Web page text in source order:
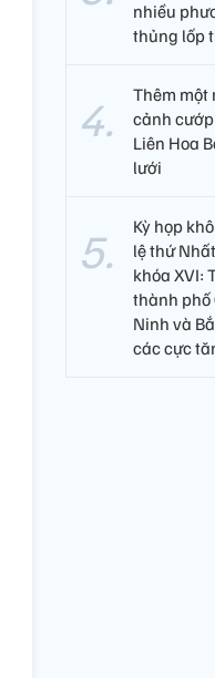
nhiều
thủng lốp
Thêm một
cảnh
Liên Hoa
lưới
Kỳ họp
lệ thứ
khóa XVI:
thành phố
Ninh và
các cực